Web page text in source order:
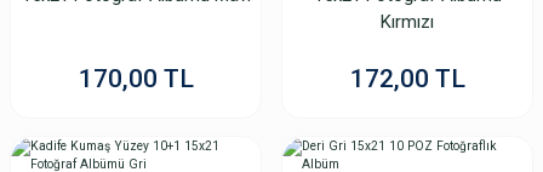
170,00 TL
Kırmızı
172,00 TL